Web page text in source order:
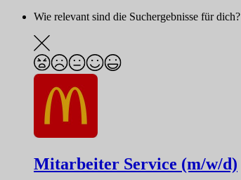
Wie relevant sind die Suchergebnisse für dich?
Mitarbeiter Service (m/w/d)